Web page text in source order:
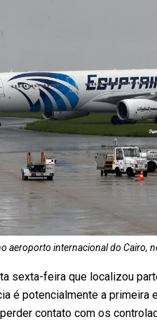
aeroporto internacional do Cairo,
sexta-feira que localizou
é potencialmente a
contato com os